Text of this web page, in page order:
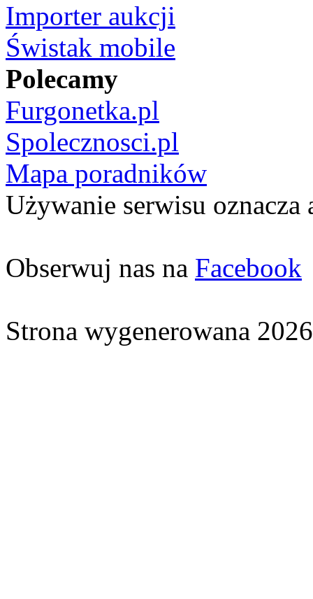
Importer aukcji
Świstak mobile
Polecamy
Furgonetka.pl
Spolecznosci.pl
Mapa poradników
Używanie serwisu oznacza
Obserwuj nas na Facebook
Strona wygenerowana